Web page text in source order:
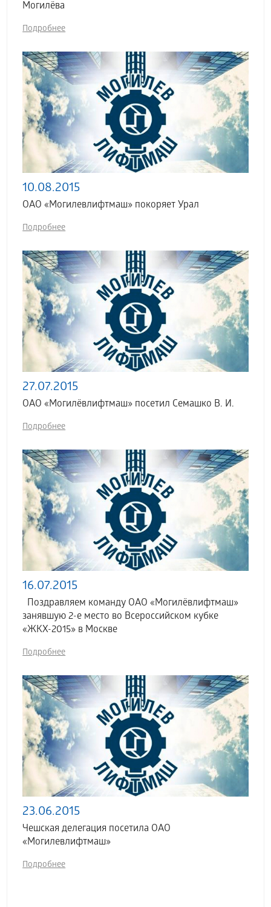
Могилёва
Подробнее
10.08.2015
ОАО «Могилевлифтмаш» покоряет Урал
Подробнее
27.07.2015
ОАО «Могилёвлифтмаш» посетил Семашко В. И.
Подробнее
16.07.2015
Поздравляем команду ОАО «Могилёвлифтмаш»
занявшую 2-е место во Всероссийском кубке
«ЖКХ-2015» в Москве
Подробнее
23.06.2015
Чешская делегация посетила ОАО
«Могилевлифтмаш»
Подробнее